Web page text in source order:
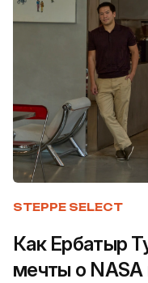
STEPPE SELECT
Как Ербатыр
мечты о NASA